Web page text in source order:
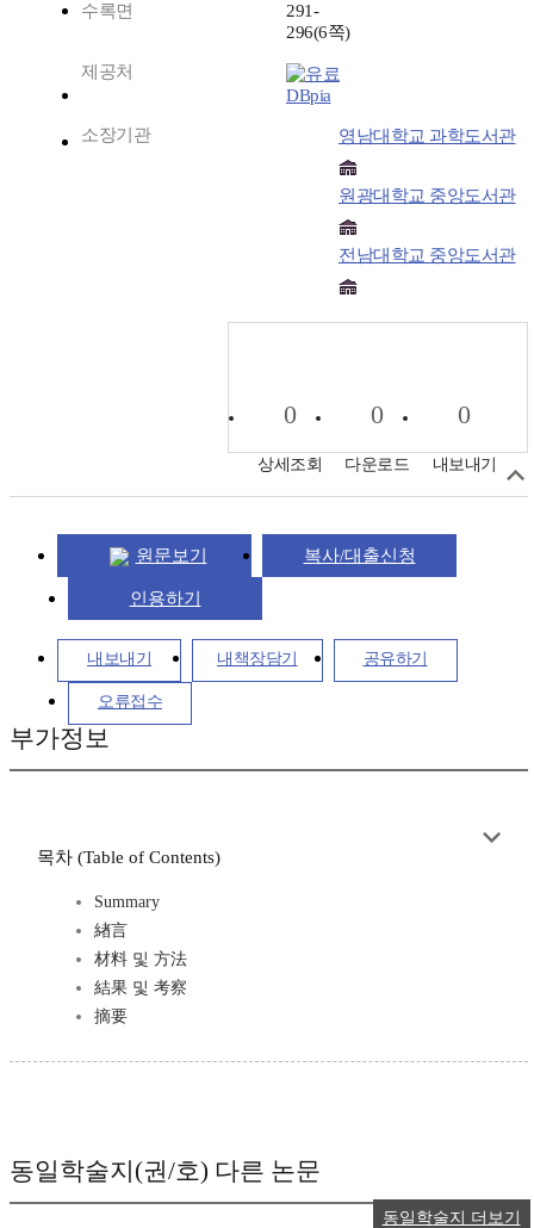
수록면
291-
296(6쪽)
제공처
DBpia
소장기관 영남대학교 과학도서관
원광대학교 중앙도서관
전남대학교 중앙도서관
0
상세조회
0
다운로드
0
내보내기
원문보기 복사/대출신청
인용하기
내보내기 내책장담기 공유하기
오류접수
부가정보
목차 (Table of Contents)
Summary
緖言
材料 및 方法
結果 및 考察
摘要
동일학술지(권/호) 다른 논문
동일학술지 더보기